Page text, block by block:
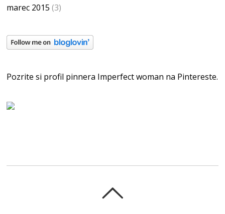
marec 2015 (3)
Pozrite si profil pinnera Imperfect woman na Pintereste.